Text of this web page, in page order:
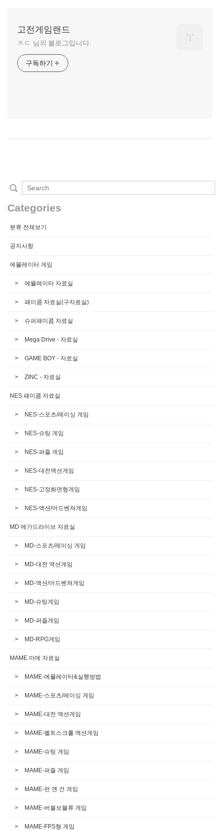
고전게임랜드
ㅈㄷ 님의 블로그입니다.
구독하기
Categories
분류 전체보기
공지사항
에뮬레이터 게임
에뮬레이터 자료실
패미콤 자료실(구자료실)
슈퍼패미콤 자료실
Mega Drive - 자료실
GAME BOY - 자료실
ZINC - 자료실
NES 패미콤 자료실
NES-스포츠/레이싱 게임
NES-슈팅 게임
NES-퍼즐 게임
NES-대전액션게임
NES-고정화면형게임
NES-액션/어드벤쳐게임
MD 메가드라이브 자료실
MD-스포츠/레이싱 게임
MD-대전 액션게임
MD-액션/어드벤쳐게임
MD-슈팅게임
MD-퍼즐게임
MD-RPG게임
MAME 마메 자료실
MAME-에뮬레이터&실행방법
MAME-스포츠/레이싱 게임
MAME-대전 액션게임
MAME-벨트스크롤 액션게임
MAME-슈팅 게임
MAME-퍼즐 게임
MAME-런 앤 건 게임
MAME-버블보블류 게임
MAME-FPS형 게임